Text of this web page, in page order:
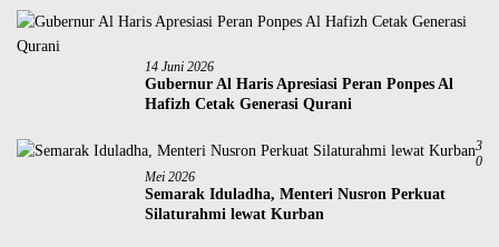
14 Juni 2026
Gubernur Al Haris Apresiasi Peran Ponpes Al
Hafizh Cetak Generasi Qurani
3
0
Mei 2026
Semarak Iduladha, Menteri Nusron Perkuat
Silaturahmi lewat Kurban